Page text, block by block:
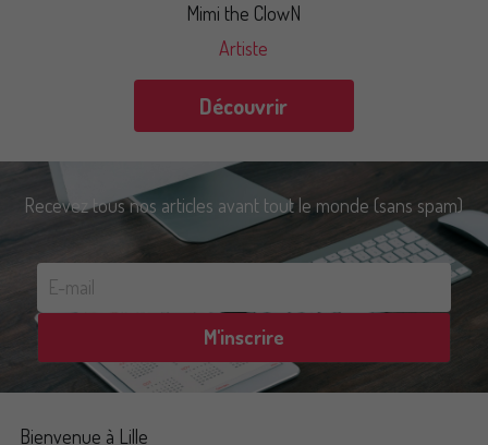
Mimi the ClowN
Artiste
Découvrir
Recevez tous nos articles avant tout le monde (sans spam)
E-mail
M'inscrire
Bienvenue à Lille